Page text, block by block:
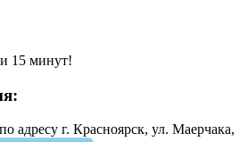
15 минут!
адресу г. Красноярск, ул. Маерчака,